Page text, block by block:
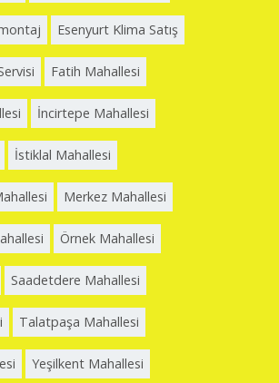
Esenyurt Klima Satış
Fatih Mahallesi
İncirtepe Mahallesi
İstiklal Mahallesi
Merkez Mahallesi
Örnek Mahallesi
Saadetdere Mahallesi
Talatpaşa Mahallesi
Yeşilkent Mahallesi